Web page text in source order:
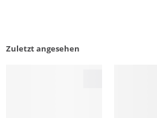
Zuletzt angesehen